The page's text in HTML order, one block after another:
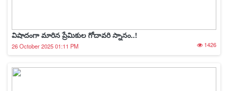
విషాదంగా మారిన ప్రేమికుల గోదావరి స్నానం..!
26 October 2025 01:11 PM 1426